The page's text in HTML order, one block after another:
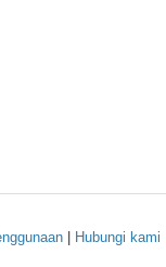
| Hubungi kami